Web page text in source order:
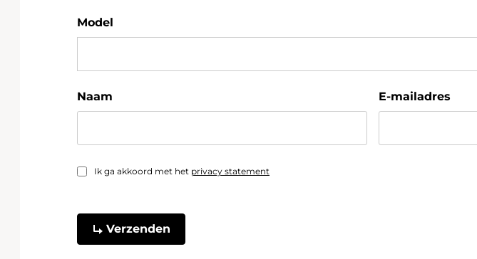
Model
Naam E-mailadres
Ik ga akkoord met het privacy statement